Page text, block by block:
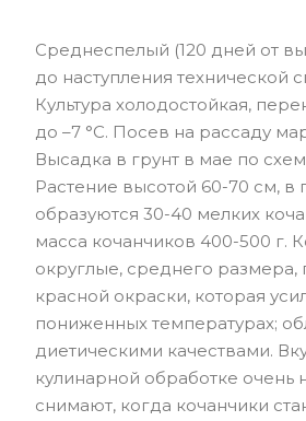
Среднеспелый (120 дней от
до наступления технической
Культура холодостойкая,
до –7 °С. Посев на рассаду
Высадка в грунт в мае по
Растение высотой 60-70 см, в
образуются 30-40 мелких
масса кочанчиков 400-500 г.
округлые, среднего размера,
красной окраски, которая
пониженных температурах;
диетическими качествами.
кулинарной обработке
снимают, когда кочанчики